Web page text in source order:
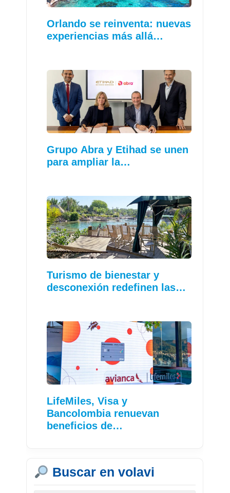
Orlando se reinventa: nuevas
experiencias más allá…
Grupo Abra y Etihad se unen
para ampliar la…
Turismo de bienestar y
desconexión redefinen las…
LifeMiles, Visa y
Bancolombia renuevan
beneficios de…
Buscar en volavi